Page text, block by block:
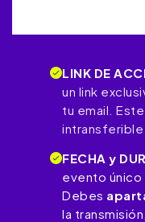
LINK DE
un link
tu email.
intransferible
FECHA y
evento único
Debes
la